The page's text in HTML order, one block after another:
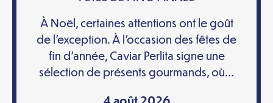
À Noël, certaines attentions ont le goût
de l’exception. À l’occasion des fêtes de
fin d’année, Caviar Perlita signe une
sélection de présents gourmands, où...